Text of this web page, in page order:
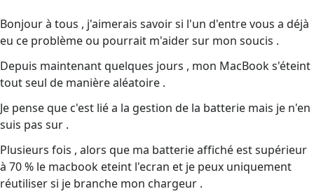
Bonjour à tous , j'aimerais savoir si l'un d'entre vous a déjà
eu ce problème ou pourrait m'aider sur mon soucis .
Depuis maintenant quelques jours , mon MacBook s'éteint
tout seul de manière aléatoire .
Je pense que c'est lié a la gestion de la batterie mais je n'en
suis pas sur .
Plusieurs fois , alors que ma batterie affiché est supérieur
à 70 % le macbook eteint l'ecran et je peux uniquement
réutiliser si je branche mon chargeur .